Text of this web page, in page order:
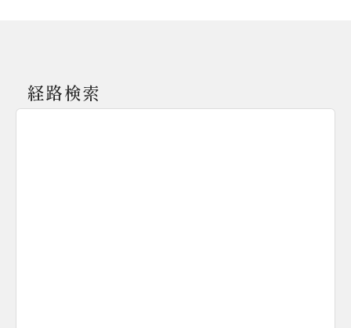
経路検索